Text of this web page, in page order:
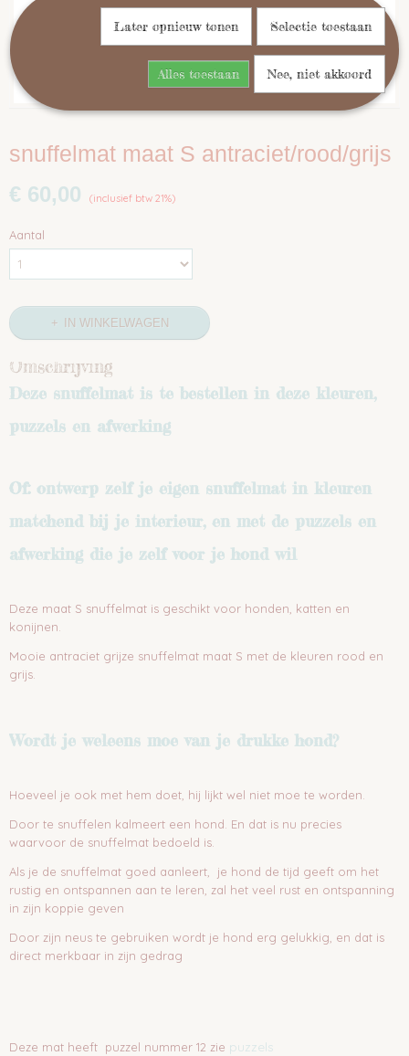
snuffelmat maat S antraciet/rood/grijs
€ 60,00 (inclusief btw 21%)
Aantal
IN WINKELWAGEN
Omschrijving
Deze snuffelmat is te bestellen in deze kleuren,
puzzels en afwerking
Of: ontwerp zelf je eigen snuffelmat in kleuren
matchend bij je interieur, en met de puzzels en
afwerking die je zelf voor je hond wil
Deze maat S snuffelmat is geschikt voor honden, katten en
konijnen.
Mooie antraciet grijze snuffelmat maat S met de kleuren rood en
grijs.
Wordt je weleens moe van je drukke hond?
Hoeveel je ook met hem doet, hij lijkt wel niet moe te worden.
Door te snuffelen kalmeert een hond. En dat is nu precies
waarvoor de snuffelmat bedoeld is.
Als je de snuffelmat goed aanleert, je hond de tijd geeft om het
rustig en ontspannen aan te leren, zal het veel rust en ontspanning
in zijn koppie geven
Door zijn neus te gebruiken wordt je hond erg gelukkig, en dat is
direct merkbaar in zijn gedrag
Deze mat heeft puzzel nummer 12 zie puzzels
Later opnieuw tonen Selectie toestaan
Alles toestaan Nee, niet akkoord